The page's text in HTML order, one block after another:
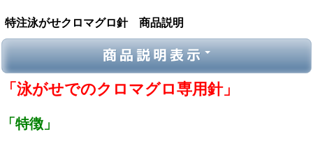
特注泳がせクロマグロ針 商品説明
商品説明表示
「泳がせでのクロマグロ専用針」
「特徴」